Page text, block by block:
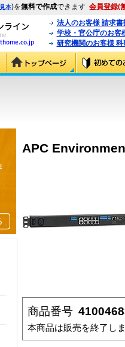
見本)を無料で作成できます 会員登録(
法人のお客様 請求
学校・官公庁のお客
研究機関のお客様
APC
商品番号
本商品は販売を終了し